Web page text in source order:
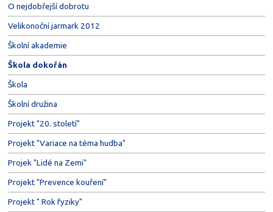
O nejdobřejší dobrotu
Velikonoční jarmark 2012
Školní akademie
Škola dokořán
Škola
Školní družina
Projekt "20. století"
Projekt "Variace na téma hudba"
Projek "Lidé na Zemi"
Projekt "Prevence kouření"
Projekt " Rok fyziky"